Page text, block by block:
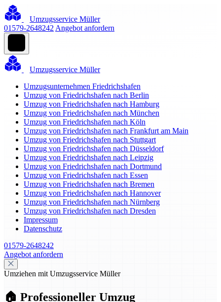
Umzugsservice Müller
01579-2648242 Angebot anfordern
Umzugsservice Müller
Umzugsunternehmen Friedrichshafen
Umzug von Friedrichshafen nach Berlin
Umzug von Friedrichshafen nach Hamburg
Umzug von Friedrichshafen nach München
Umzug von Friedrichshafen nach Köln
Umzug von Friedrichshafen nach Frankfurt am Main
Umzug von Friedrichshafen nach Stuttgart
Umzug von Friedrichshafen nach Düsseldorf
Umzug von Friedrichshafen nach Leipzig
Umzug von Friedrichshafen nach Dortmund
Umzug von Friedrichshafen nach Essen
Umzug von Friedrichshafen nach Bremen
Umzug von Friedrichshafen nach Hannover
Umzug von Friedrichshafen nach Nürnberg
Umzug von Friedrichshafen nach Dresden
Impressum
Datenschutz
01579-2648242
Angebot anfordern
Umziehen mit Umzugsservice Müller
🏠 Professioneller Umzug